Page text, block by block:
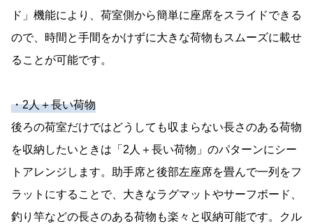
ド」機能により、荷室側から簡単に座席をスライドできる
ので、時間と手間をかけずに大きな荷物もスムーズに載せ
ることが可能です。
・2人＋長い荷物
後ろの荷室だけではどうしても収まらない長さのある荷物
を収納したいときは「2人＋長い荷物」のパターンにシー
トアレンジします。助手席と後部左座席を畳んで一列をフ
ラットにすることで、大きなラグマットやサーフボード、
釣り竿などの長さのある荷物も楽々と収納可能です。クル